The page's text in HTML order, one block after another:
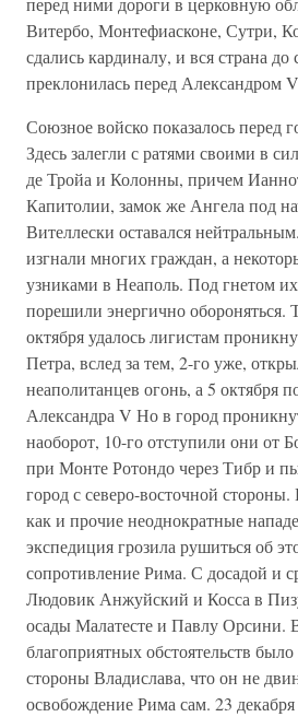
Витербо, Монтефиасконе, Сутри,
сдались кардиналу, и вся страна
преклонилась перед Александром V
Союзное войско показалось перед
Здесь залегли с ратями своими в
де Тройа и Колонны, причем
Капитолии, замок же Ангела под
Вителлески оставался
изгнали многих граждан, а
узниками в Неаполь. Под гнетом
порешили энергично обороняться.
октября удалось лигистам
Петра, вслед за тем, 2-го уже,
неаполитанцев огонь, а 5 октября
Александра V Но в город
наоборот, 10-го отступили они от
при Монте Ротондо через Тибр и
город с северо-восточной
как и прочие неоднократные
экспедиция грозила рушиться об
сопротивление Рима. С досадой и
Людовик Анжуйский и Косса в
осады Малатесте и Павлу Орсини.
благоприятных обстоятельств
стороны Владислава, что он не
освобождение Рима сам. 23